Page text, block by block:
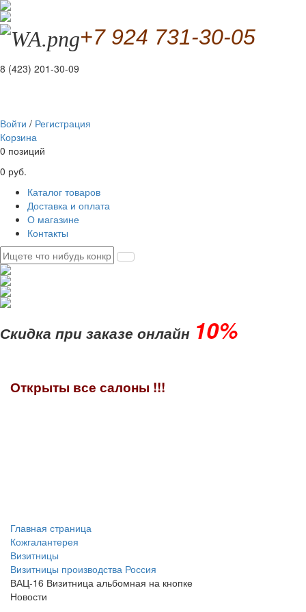
+7 924 731-30-05
8 (423) 201-30-09
Войти / Регистрация
Корзина
0 позиций
0 руб.
Каталог товаров
Доставка и оплата
О магазине
Контакты
Скидка при заказе онлайн 10%
Открыты все салоны !!!
Главная страница
Кожгалантерея
Визитницы
Визитницы производства Россия
ВАЦ-16 Визитница альбомная на кнопке
Новости